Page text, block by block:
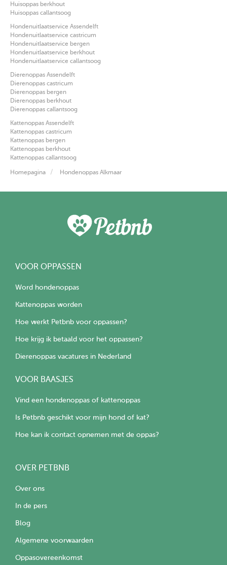
Huisoppas berkhout
Huisoppas callantsoog
Hondenuitlaatservice Assendelft
Hondenuitlaatservice castricum
Hondenuitlaatservice bergen
Hondenuitlaatservice berkhout
Hondenuitlaatservice callantsoog
Dierenoppas Assendelft
Dierenoppas castricum
Dierenoppas bergen
Dierenoppas berkhout
Dierenoppas callantsoog
Kattenoppas Assendelft
Kattenoppas castricum
Kattenoppas bergen
Kattenoppas berkhout
Kattenoppas callantsoog
Homepagina Hondenoppas Alkmaar
VOOR OPPASSEN
Word hondenoppas
Kattenoppas worden
Hoe werkt Petbnb voor oppassen?
Hoe krijg ik betaald voor het oppassen?
Dierenoppas vacatures in Nederland
VOOR BAASJES
Vind een hondenoppas of kattenoppas
Is Petbnb geschikt voor mijn hond of kat?
Hoe kan ik contact opnemen met de oppas?
OVER PETBNB
Over ons
In de pers
Blog
Algemene voorwaarden
Oppasovereenkomst